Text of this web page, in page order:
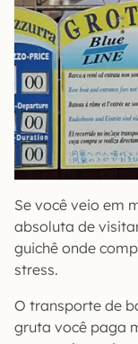
Se você veio em
absoluta de
guichê onde
stress.
O transporte de
gruta você paga